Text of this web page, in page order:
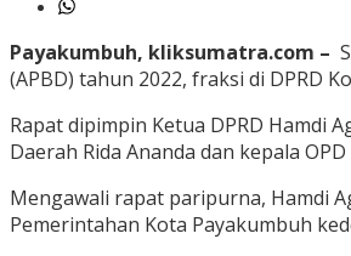
Payakumbuh, kliksumatra.com –
(APBD) tahun 2022, fraksi di DPRD
Rapat dipimpin Ketua DPRD Hamdi
Daerah Rida Ananda dan kepala
Mengawali rapat paripurna, Hamdi
Pemerintahan Kota Payakumbuh